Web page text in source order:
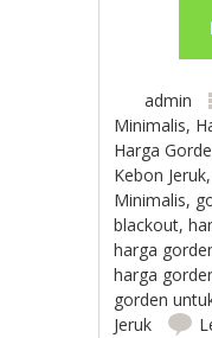
admin
Minimalis,
Harga
Kebon Jeruk,
Minimalis,
blackout,
harga
harga
gorden
Jeruk